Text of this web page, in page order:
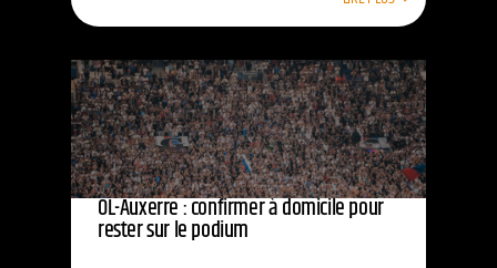
OL-Auxerre : confirmer à domicile pour
rester sur le podium